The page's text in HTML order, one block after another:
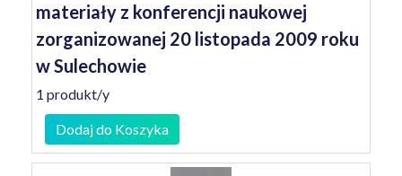
materiały z konferencji naukowej
zorganizowanej 20 listopada 2009 roku
w Sulechowie
1 produkt/y
Dodaj do Koszyka